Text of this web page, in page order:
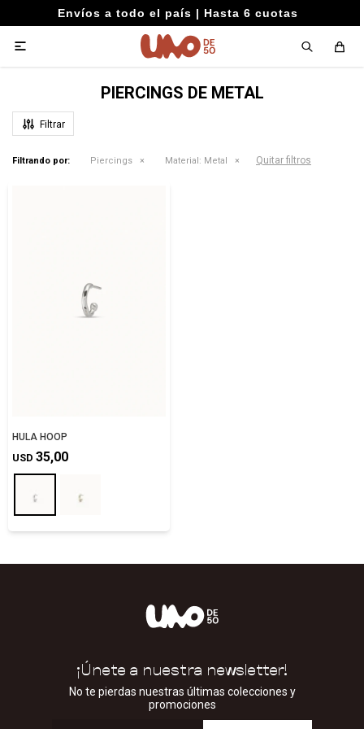
Envíos a todo el país | Hasta 6 cuotas

PIERCINGS DE METAL
Filtrando por: Piercings Material: Metal Quitar filtros
HULA HOOP
USD 35,00
¡Únete a nuestra newsletter!
No te pierdas nuestras últimas colecciones y
promociones